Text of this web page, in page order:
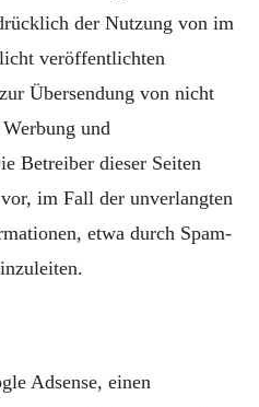
der Nutzung von im
veröffentlichten
Übersendung von nicht
und
Betreiber dieser Seiten
im Fall der unverlangten
etwa durch Spam-
Adsense, einen